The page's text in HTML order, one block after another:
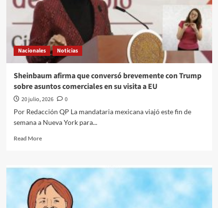
Nacionales Noticias
Sheinbaum afirma que conversó brevemente con Trump
sobre asuntos comerciales en su visita a EU
20 julio, 2026
0
Por Redacción QP La mandataria mexicana viajó este fin de
semana a Nueva York para...
Read MoreRead
afirma
que
conversó
brevemente